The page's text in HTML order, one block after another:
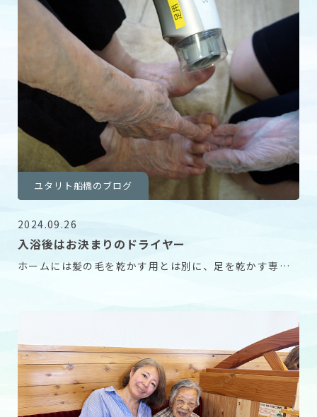
ユタリト船橋のブログ
2024.09.26
入浴後はお決まりのドライヤー
ホームには髪の毛を乾かす用とは別に、足を乾かす専用